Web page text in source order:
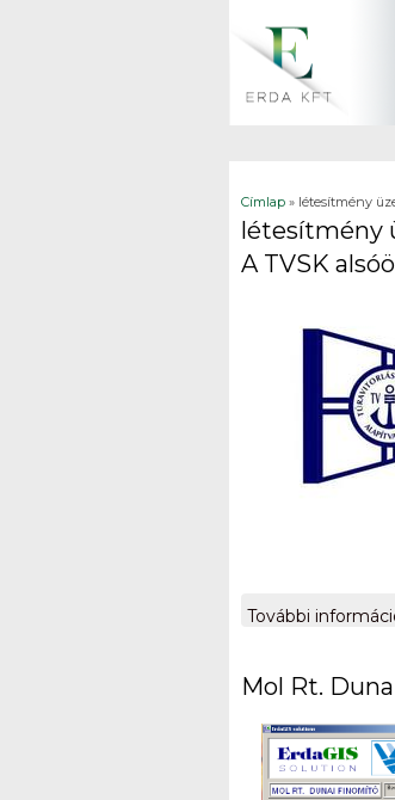
Jelenlegi
Címlap » létesítmény
létesítmény
A TVSK
További
Mol Rt.